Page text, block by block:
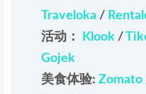
Traveloka /
活动：
Klook /
Gojek
美食体验:Zomato